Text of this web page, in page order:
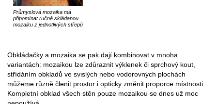
Průmyslová mozaika má
připomínat ručně skládanou
mozaiku z jednotlivých střepů
Obkládačky a mozaika se pak dají kombinovat v mnoha
variantách: mozaikou lze zdůraznit výklenek či sprchový kout,
střídáním obkladů ve svislých nebo vodorovných plochách
můžeme různě členit prostor i opticky změnit proporce místnosti.
Kompletní obklad všech stěn pouze mozaikou se dnes už moc